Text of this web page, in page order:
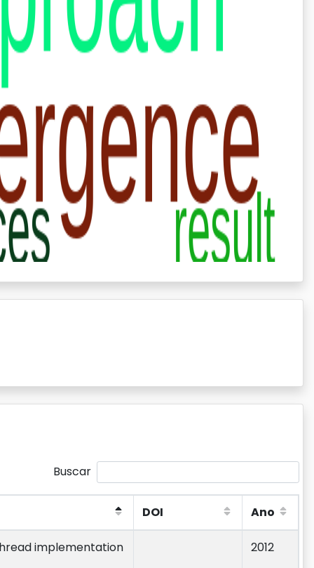
Buscar
DOI
Ano
implementation
2012